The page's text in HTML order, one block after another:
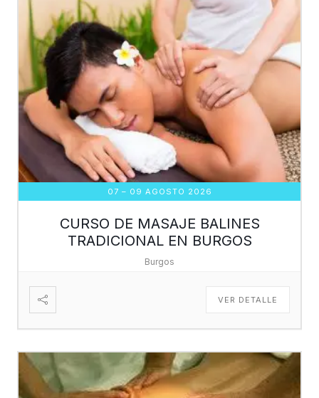
07 – 09 AGOSTO 2026
CURSO DE MASAJE BALINES
TRADICIONAL EN BURGOS
Burgos
VER DETALLE